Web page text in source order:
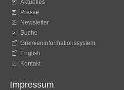
Aktuelles
Presse
Newsletter
Suche
Gremieninformationssystem
English
Kontakt
Impressum